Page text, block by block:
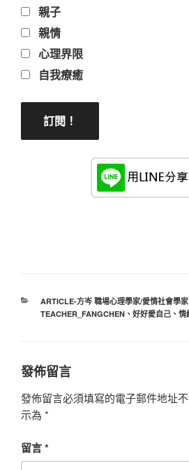
親子
親情
心理界限
自我療癒
分
類
ARTICLE-方岑 職場心理學家/愛情社會學家
TEACHER_FANGCHEN、 好好愛自己、 情
發佈留言
發佈留言必須填寫的電子郵件地址不
示為 *
留言*